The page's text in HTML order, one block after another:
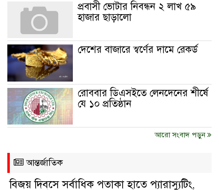
প্রবাসী ভোটার নিবন্ধন ২ লাখ ৫৯
হাজার ছাড়ালো
দেশের বাজারে স্বর্ণের দামে রেকর্ড
রোববার ডিএসইতে লেনদেনের শীর্ষে
যে ১০ প্রতিষ্ঠান
আরো সংবাদ পড়ুন
আন্তর্জাতিক
বিজয় দিবসে সর্বাধিক পতাকা হাতে প্যারাস্যুটিং,